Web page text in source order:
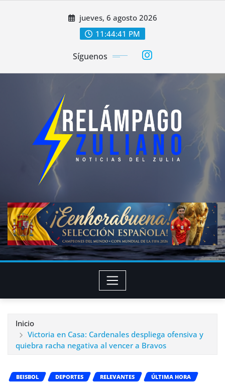
jueves, 6 agosto 2026
11:44:43 PM
Síguenos
Inicio
Victoria en Casa: Cardenales despliega ofensiva y
quiebra racha negativa al vencer a Bravos
BEISBOL DEPORTES RELEVANTES ÚLTIMA HORA